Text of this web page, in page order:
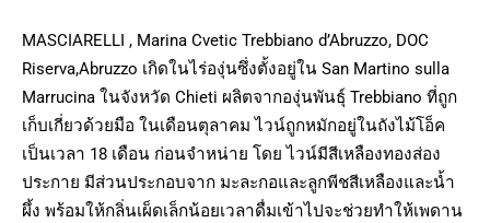
MASCIARELLI , Marina Cvetic Trebbiano d’Abruzzo, DOC
Riserva,Abruzzo เกิดในไร่องุ่นซึ่งตั้งอยู่ใน San Martino sulla
Marrucina ในจังหวัด Chieti ผลิตจากองุ่นพันธุ์ Trebbiano ที่ถูก
เก็บเกี่ยวด้วยมือ ในเดือนตุลาคม ไวน์ถูกหมักอยู่ในถังไม้โอ็ค
เป็นเวลา 18 เดือน ก่อนจำหน่าย โดย ไวน์มีสีเหลืองทองส่อง
ประกาย มีส่วนประกอบจาก มะละกอและลูกพีชสีเหลืองและน้ำ
ผึ้ง พร้อมให้กลิ่นเผ็ดเล็กน้อยเวลาดื่มเข้าไปจะช่วยทำให้เพดาน